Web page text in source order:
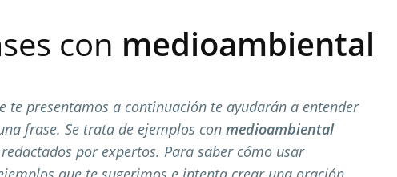
con medioambiental
te presentamos a continuación te ayudarán a entender
frase. Se trata de ejemplos con medioambiental
por expertos. Para saber cómo usar